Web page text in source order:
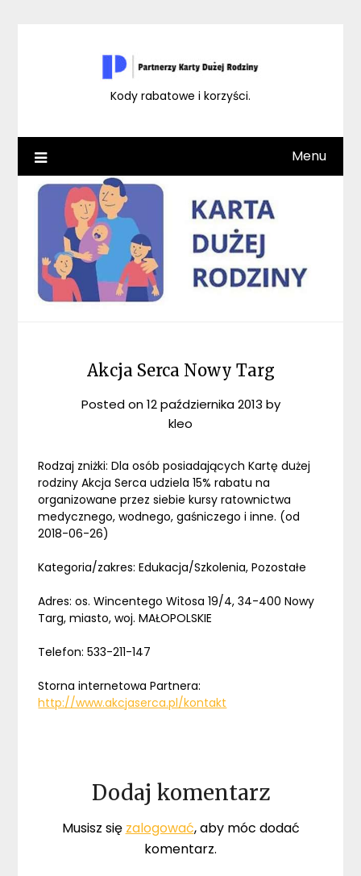
Kody rabatowe i korzyści.
Menu
Akcja Serca Nowy Targ
Posted on12 października 2013 by
kleo
Rodzaj zniżki: Dla osób posiadających Kartę dużej
rodziny Akcja Serca udziela 15% rabatu na
organizowane przez siebie kursy ratownictwa
medycznego, wodnego, gaśniczego i inne. (od
2018-06-26)
Kategoria/zakres: Edukacja/Szkolenia, Pozostałe
Adres: os. Wincentego Witosa 19/4, 34-400 Nowy
Targ, miasto, woj. MAŁOPOLSKIE
Telefon: 533-211-147
Storna internetowa Partnera:
http://www.akcjaserca.pl/kontakt
Dodaj komentarz
Musisz się zalogować, aby móc dodać
komentarz.